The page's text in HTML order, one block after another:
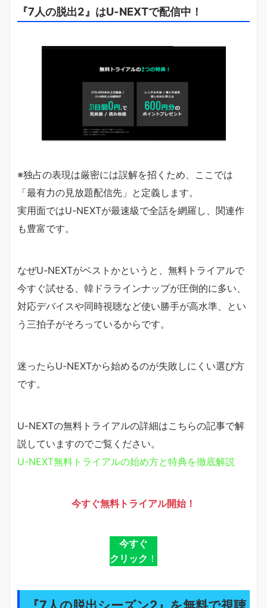
『7人の脱出2』はU-NEXTで配信中！
※独占の表現は厳密には誤解を招くため、ここでは
「最有力の見放題配信先」と定義します。
実用面ではU-NEXTが最速級で全話を網羅し、関連作
も豊富です。
なぜU-NEXTがベストかというと、無料トライアルで
今すぐ試せる、韓ドララインナップが圧倒的に多い、
対応デバイスや同時視聴など使い勝手が高水準、とい
う三拍子がそろっているからです。
迷ったらU-NEXTから始めるのが失敗しにくい選び方
です。
U-NEXTの無料トライアルの詳細はこちらの記事で解
説していますのでご覧ください。
U-NEXT無料トライアルの始め方と特典を徹底解説
今すぐ無料トライアル開始！
今すぐ
クリック ！